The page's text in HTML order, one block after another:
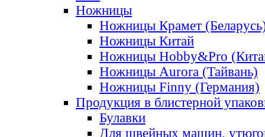
Ножницы
Ножницы Крамет
Ножницы Китай
Ножницы Hobby&Pro
Ножницы Aurora (Тайвань)
Ножницы Finny (Германия)
Продукция в блистерной
Булавки
Для швейных машин,